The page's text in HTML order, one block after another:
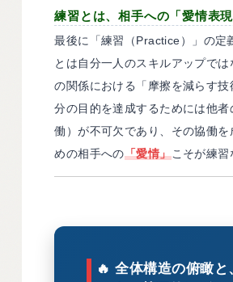
練習とは、相手への「愛情表
最後に「練習（Practice）」の定
とは自分一人のスキルアップでは
の関係における「摩擦を減らす技
分の目的を達成するためには他者
働）が不可欠であり、その協働を
めの相手への「愛情」こそが練習
🔥 全体構造の俯瞰と